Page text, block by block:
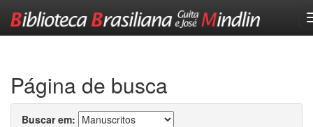
Página de busca
Buscar em: